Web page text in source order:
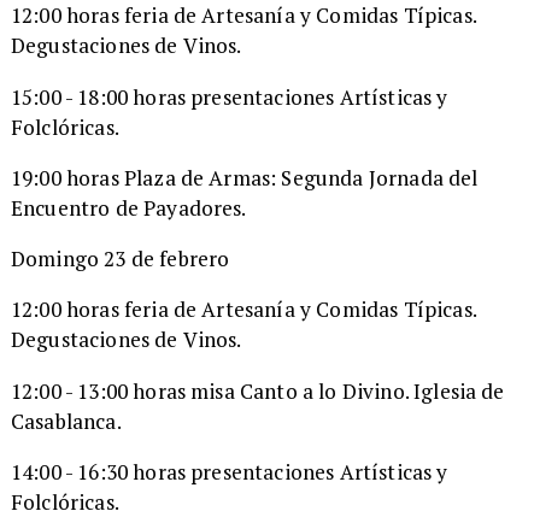
12:00 horas feria de Artesanía y Comidas Típicas.
Degustaciones de Vinos.
15:00 - 18:00 horas presentaciones Artísticas y
Folclóricas.
19:00 horas Plaza de Armas: Segunda Jornada del
Encuentro de Payadores.
Domingo 23 de febrero
12:00 horas feria de Artesanía y Comidas Típicas.
Degustaciones de Vinos.
12:00 - 13:00 horas misa Canto a lo Divino. Iglesia de
Casablanca.
14:00 - 16:30 horas presentaciones Artísticas y
Folclóricas.